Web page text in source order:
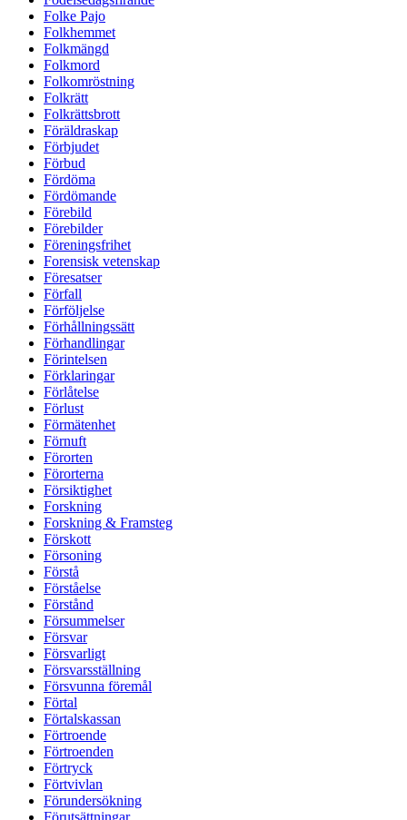
Folke Pajo
Folkhemmet
Folkmängd
Folkmord
Folkomröstning
Folkrätt
Folkrättsbrott
Föräldraskap
Förbjudet
Förbud
Fördöma
Fördömande
Förebild
Förebilder
Föreningsfrihet
Forensisk vetenskap
Föresatser
Förfall
Förföljelse
Förhållningssätt
Förhandlingar
Förintelsen
Förklaringar
Förlåtelse
Förlust
Förmätenhet
Förnuft
Förorten
Förorterna
Försiktighet
Forskning
Forskning & Framsteg
Förskott
Försoning
Förstå
Förståelse
Förstånd
Försummelser
Försvar
Försvarligt
Försvarsställning
Försvunna föremål
Förtal
Förtalskassan
Förtroende
Förtroenden
Förtryck
Förtvivlan
Förundersökning
Förutsättningar